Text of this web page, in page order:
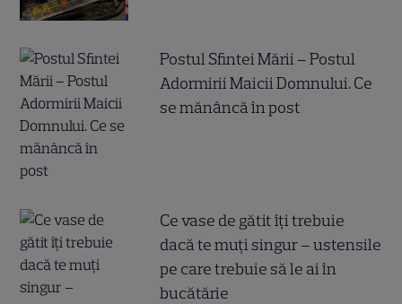
Postul Sfintei Mării – Postul
Adormirii Maicii Domnului. Ce
se mănâncă în post
Ce vase de gătit îți trebuie
dacă te muți singur – ustensile
pe care trebuie să le ai în
bucătărie